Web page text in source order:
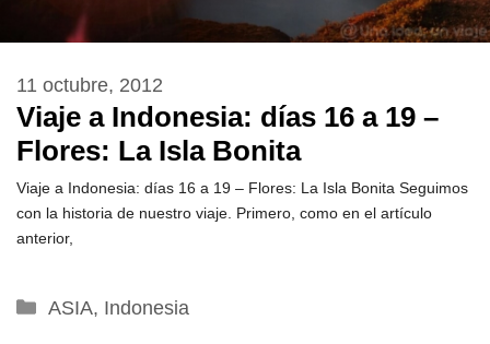
Viaje a Indonesia: días 16 a 19 –
Flores: La Isla Bonita
11 octubre, 2012
Viaje a Indonesia: días 16 a 19 – Flores: La Isla Bonita Seguimos
con la historia de nuestro viaje. Primero, como en el artículo
anterior,
Categorías
ASIA, Indonesia